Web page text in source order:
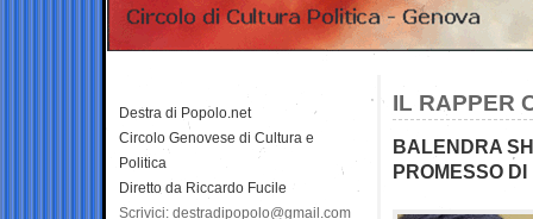
IL RAPPER
BALENDRA
PROMESSO
Destra di Popolo.net
Circolo Genovese di Cultura e
Politica
Diretto da Riccardo Fucile
Scrivici: destradipopolo@gmail.com